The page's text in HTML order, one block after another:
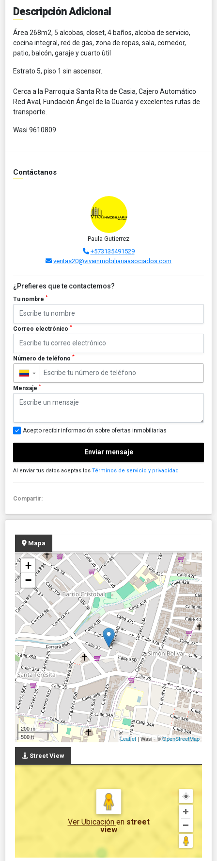
Descripción Adicional
Área 268m2, 5 alcobas, closet, 4 baños, alcoba de servicio,
cocina integral, red de gas, zona de ropas, sala, comedor,
patio, balcón, garaje y cuarto ùtil
Estrato 5, piso 1 sin ascensor.
Cerca a la Parroquia Santa Rita de Casia, Cajero Automático
Red Aval, Fundación Ángel de la Guarda y excelentes rutas de
transporte.
Wasi 9610809
Contáctanos
Paula Gutierrez
+573135491529
ventas20@vivainmobiliariaasociados.com
¿Prefieres que te contactemos?
Tu nombre *
Correo electrónico *
Número de teléfono *
▼
Mensaje *
Acepto recibir información sobre ofertas inmobiliarias
Enviar mensaje
Al enviar tus datos aceptas los Términos de servicio y privacidad
Compartir:
Mapa
+
−
200 m
500 ft
Leaflet | Wasi - ©OpenStreetMap
Street View
Ver Ubicación en street
view